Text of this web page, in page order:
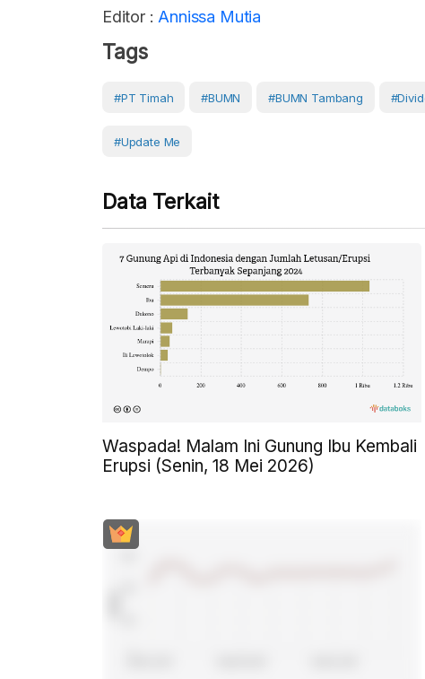
Editor : Annissa Mutia
Tags
#PT Timah #BUMN #BUMN Tambang
#Update Me
Data Terkait
Waspada! Malam Ini Gunung Ibu Kembali
Erupsi (Senin, 18 Mei 2026)